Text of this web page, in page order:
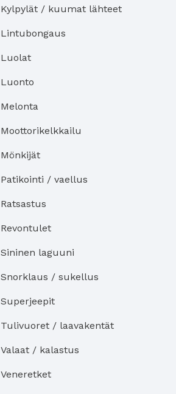
Kylpylät / kuumat lähteet
Lintubongaus
Luolat
Luonto
Melonta
Moottorikelkkailu
Mönkijät
Patikointi / vaellus
Ratsastus
Revontulet
Sininen laguuni
Snorklaus / sukellus
Superjeepit
Tulivuoret / laavakentät
Valaat / kalastus
Veneretket